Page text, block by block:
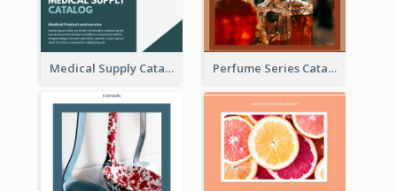
Medical Supply Catalog Perfume Series Catalog